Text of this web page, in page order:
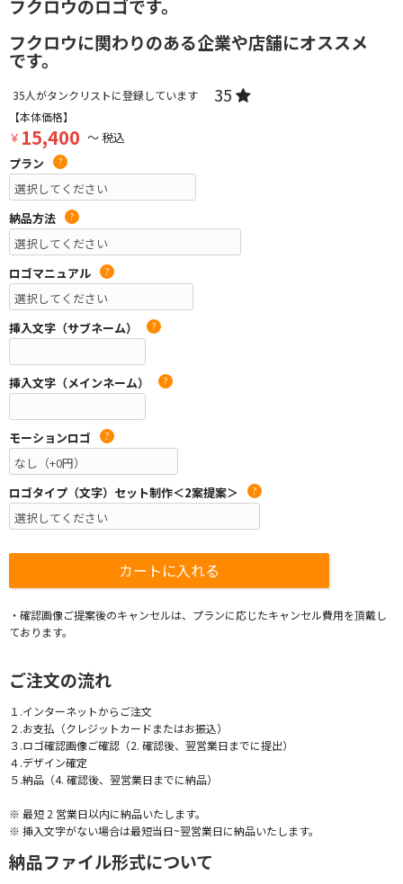
フクロウのロゴです。
フクロウに関わりのある企業や店舗にオススメ
です。
35人がタンクリストに登録しています 35
【本体価格】
￥ 15,400 ～ 税込
プラン
?
納品方法 ?
ロゴマニュアル ?
挿入文字（サブネーム） ?
挿入文字（メインネーム） ?
モーションロゴ ?
ロゴタイプ（文字）セット制作＜2案提案＞ ?
・確認画像ご提案後のキャンセルは、プランに応じたキャンセル費用を頂戴し
ております。
ご注文の流れ
１.インターネットからご注文
２.お支払（クレジットカードまたはお振込）
３.ロゴ確認画像ご確認（2. 確認後、翌営業日までに提出）
４.デザイン確定
５.納品（4. 確認後、翌営業日までに納品）
※ 最短 2 営業日以内に納品いたします。
※ 挿入文字がない場合は最短当日~翌営業日に納品いたします。
納品ファイル形式について